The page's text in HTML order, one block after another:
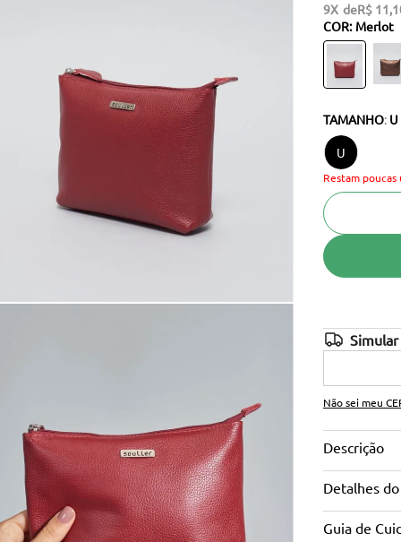
9 R$ 11,
COR: Merlot
TAMANHO: U
U
Restam
Não sei meu
Descrição
Detalhes
Guia de
º
mochila
anabela